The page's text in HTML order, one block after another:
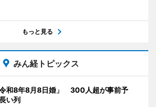
もっと見る
みん経トピックス
和8年8月8日婚」 300人超が事前予
い列